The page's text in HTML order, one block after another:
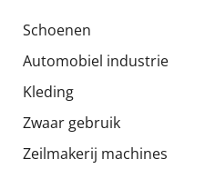
Schoenen
Automobiel industrie
Kleding
Zwaar gebruik
Zeilmakerij machines